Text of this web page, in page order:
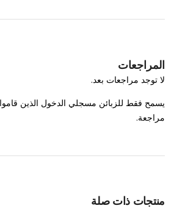
المراجعات
لا توجد مراجعات بعد.
يسمح فقط للزبائن مسجلي الدخول الذين
مراجعة.
منتجات ذات صلة